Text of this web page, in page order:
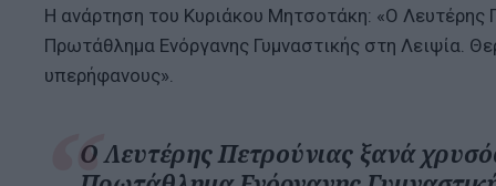
Η ανάρτηση του Κυριάκου Μητσοτάκη: «Ο
Πρωτάθλημα Ενόργανης Γυμναστικής στη Λειψία.
υπερήφανους».
Ο Λευτέρης Πετρούνιας ξανά